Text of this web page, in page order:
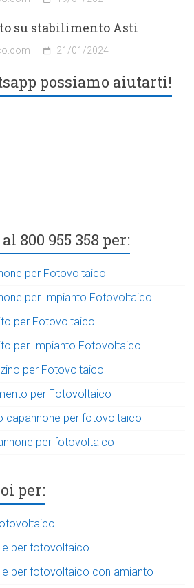
su stabilimento Asti
21/01/2024
possiamo aiutarti!
800 955 358 per:
per Fotovoltaico
per Impianto Fotovoltaico
per Fotovoltaico
per Impianto Fotovoltaico
per Fotovoltaico
per Fotovoltaico
capannone per fotovoltaico
per fotovoltaico
per:
per fotovoltaico
per fotovoltaico con amianto